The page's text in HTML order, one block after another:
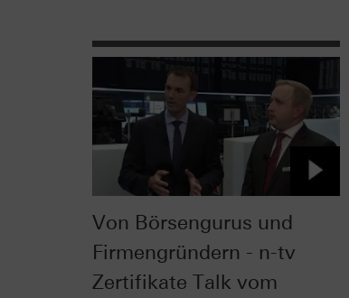
Von Börsengurus und
Firmengründern - n-tv
Zertifikate Talk vom